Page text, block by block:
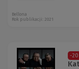
Bellona
Rok publikacji: 2021
-20